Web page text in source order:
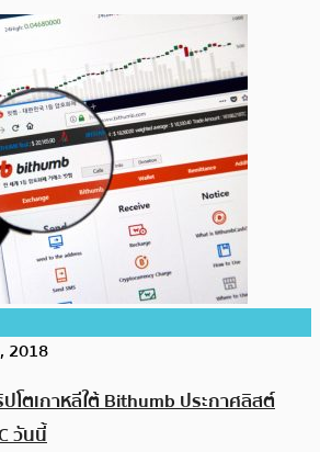
2018
โตเกาหลีใต้ Bithumb ประกาศลิสต์
วันนี้